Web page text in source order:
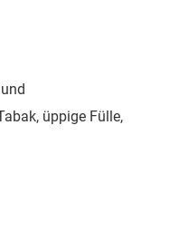
üppige Fülle,